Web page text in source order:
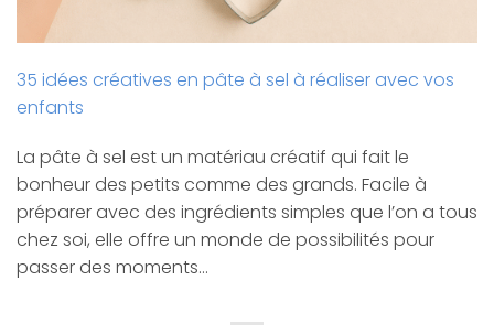
35 idées créatives en pâte à sel à réaliser avec vos
enfants
La pâte à sel est un matériau créatif qui fait le
bonheur des petits comme des grands. Facile à
préparer avec des ingrédients simples que l’on a tous
chez soi, elle offre un monde de possibilités pour
passer des moments…